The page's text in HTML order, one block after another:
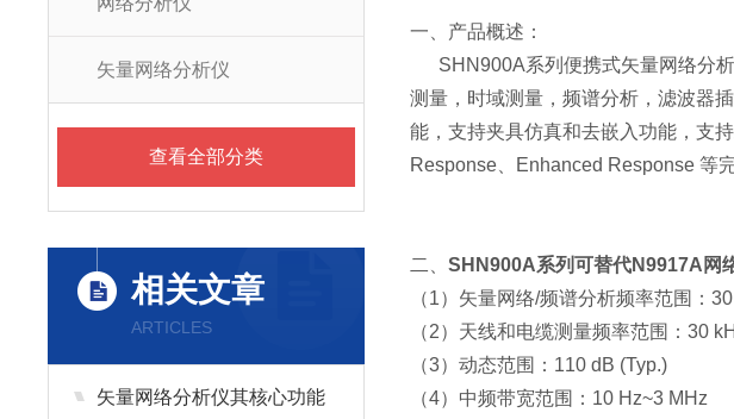
矢量网络分析仪
查看全部分类
相关文章
ARTICLES
矢量网络分析仪其核心功能
一、产品概述：
SHN900A系列便携式矢量网络分析
测量，时域测量，频谱分析，滤波器
能，支持夹具仿真和去嵌入功能，支
Response、Enhanced Response 等
二、 SHN900A系列可替代N9917A网
（1）矢量网络/频谱分析频率范围：
（2）天线和电缆测量频率范围：30
（3）动态范围：110 dB (Typ.)
（4）中频带宽范围：10 Hz~3 MHz